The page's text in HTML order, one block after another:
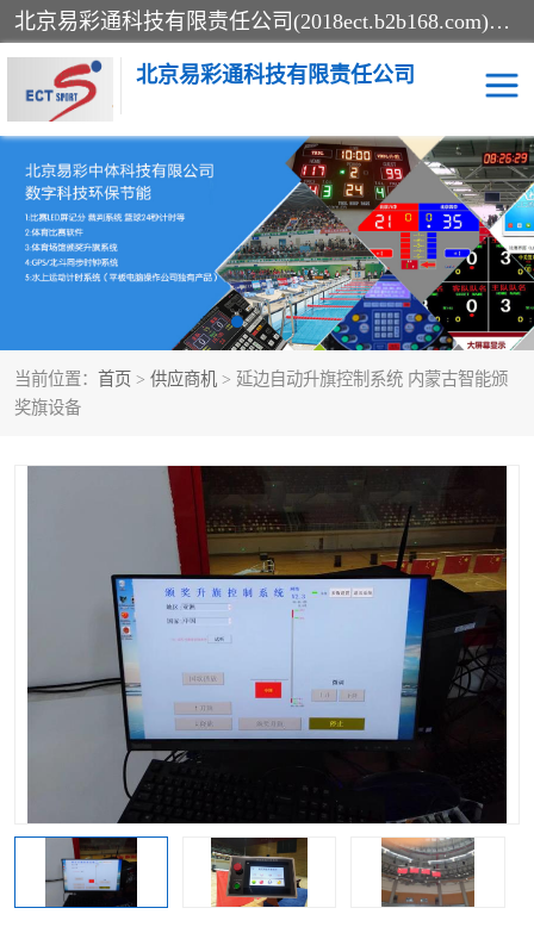
北京易彩通科技有限责任公司(2018ect.b2b168.com)主要提供陕西计时记分系统，全国统一热线：15611947915.北京易彩通科技有限责任公司有一支长期从事智能控制系统研发的高素质的队伍，具有嵌入式系统，视频系统、通信系统、网络系统，体育计时系统的知识和技能。强力打造体育比赛计时计分系统、智能升降旗系统、标准时钟系统、赛事编排及信息发布系统，为用户提供较新的，较廉价的，应用解决方案。
北京易彩通科技有限责任公司
当前位置： 首页 > 供应商机 > 延边自动升旗控制系统 内蒙古智能颁
奖旗设备
记分系统 游泳计时系统
智能颁奖旗系统 GPS同步时钟系统
计时计分及成绩处理系统 计时记分系统
体育场馆影像采集回放系 游泳馆水下摄影采集救生